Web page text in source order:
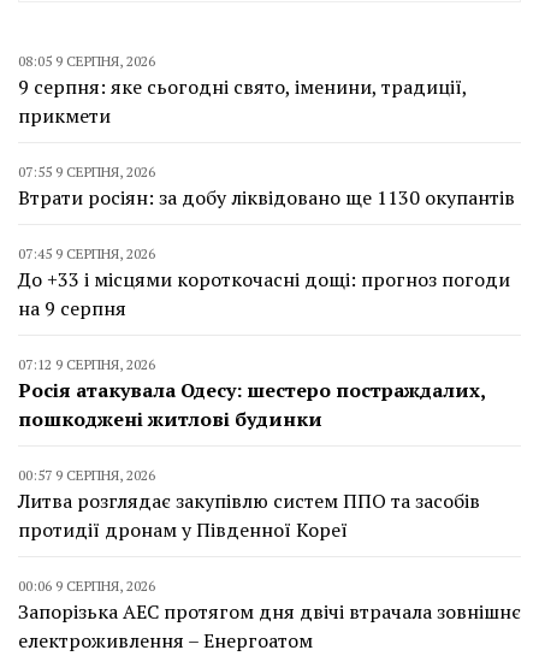
08:05 9 СЕРПНЯ, 2026
9 серпня: яке сьогодні свято, іменини, традиції,
прикмети
07:55 9 СЕРПНЯ, 2026
Втрати росіян: за добу ліквідовано ще 1130 окупантів
07:45 9 СЕРПНЯ, 2026
До +33 і місцями короткочасні дощі: прогноз погоди
на 9 серпня
07:12 9 СЕРПНЯ, 2026
Росія атакувала Одесу: шестеро постраждалих,
пошкоджені житлові будинки
00:57 9 СЕРПНЯ, 2026
Литва розглядає закупівлю систем ППО та засобів
протидії дронам у Південної Кореї
00:06 9 СЕРПНЯ, 2026
Запорізька АЕС протягом дня двічі втрачала зовнішнє
електроживлення – Енергоатом